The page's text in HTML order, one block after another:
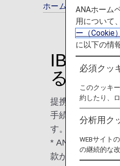
ホーム 旅の計画
IBEXエ
る情報
提携航空会社の
手続き、機内で
す。ご利用の際
* ANA便（コー
款が適用になりま
ANAホーム
用について
ー（Cookie
に以下の情
必須クッ
このクッキ
約したり、
分析用ク
WEBサイト
の継続的な